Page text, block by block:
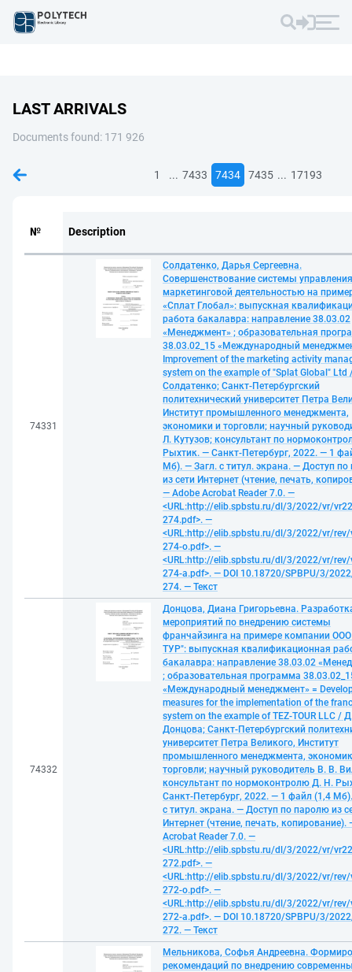
LAST ARRIVALS
Documents found: 171 926
1 ... 7433 7434 7435 ... 17193
№ Description
74331
Солдатенко, Дарья Сергеевна.
Совершенствование системы управления
маркетинговой деятельностью на
«Сплат Глобал»: выпускная
работа бакалавра: направление 38.03.02
«Менеджмент» ; образовательная
38.03.02_15 «Международный
Improvement of the marketing activity
system on the example of "Splat Global" Ltd
Солдатенко; Санкт-Петербургский
политехнический университет Петра
Институт промышленного менеджмента,
экономики и торговли; научный
Л. Кутузов; консультант по
Рыхтик. — Санкт-Петербург, 2022. — 1
Мб). — Загл. с титул. экрана. — Доступ
из сети Интернет (чтение, печать,
— Adobe Acrobat Reader 7.0. —
<URL:http://elib.spbstu.ru/dl/3/2022/vr/
274.pdf>. —
<URL:http://elib.spbstu.ru/dl/3/2022/vr/rev/
274-o.pdf>. —
<URL:http://elib.spbstu.ru/dl/3/2022/vr/rev/
274-a.pdf>. — DOI 10.18720/SPBPU/3/
274. — Текст
74332
Донцова, Диана Григорьевна.
мероприятий по внедрению системы
франчайзинга на примере компании
ТУР": выпускная квалификационная
бакалавра: направление 38.03.02
; образовательная программа
«Международный менеджмент» =
measures for the implementation of the
system on the example of TEZ-TOUR LLC /
Донцова; Санкт-Петербургский
университет Петра Великого, Институт
промышленного менеджмента,
торговли; научный руководитель В. В.
консультант по нормоконтролю Д. Н.
Санкт-Петербург, 2022. — 1 файл (1,4
с титул. экрана. — Доступ по паролю из
Интернет (чтение, печать, копирование).
Acrobat Reader 7.0. —
<URL:http://elib.spbstu.ru/dl/3/2022/vr/
272.pdf>. —
<URL:http://elib.spbstu.ru/dl/3/2022/vr/rev/
272-o.pdf>. —
<URL:http://elib.spbstu.ru/dl/3/2022/vr/rev/
272-a.pdf>. — DOI 10.18720/SPBPU/3/
272. — Текст
Мельникова, Софья Андреевна.
рекомендаций по внедрению